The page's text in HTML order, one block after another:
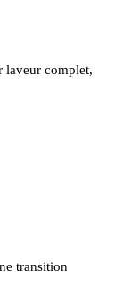
laveur complet,
transition